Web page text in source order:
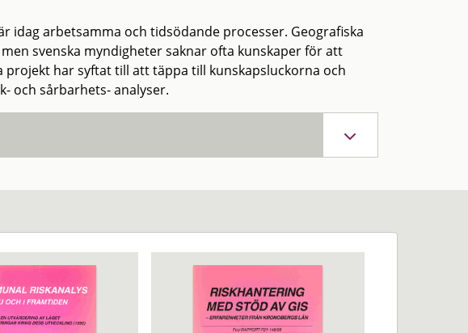
idag arbetsamma och tidsödande processer. Geografiska
svenska myndigheter saknar ofta kunskaper för att
har syftat till att täppa till kunskapsluckorna och
och sårbarhets- analyser.